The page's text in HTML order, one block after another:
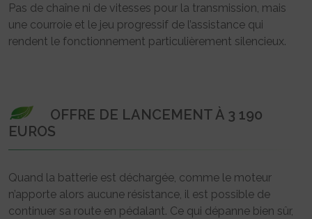
Pas de chaîne ni de vitesses pour la transmission, mais
une courroie et le jeu progressif de l’assistance qui
rendent le fonctionnement particulièrement silencieux.
OFFRE DE LANCEMENT À 3 190
EUROS
Quand la batterie est déchargée, comme le moteur
n’apporte alors aucune résistance, il est possible de
continuer sa route en pédalant. Ce qui dépanne bien sûr,